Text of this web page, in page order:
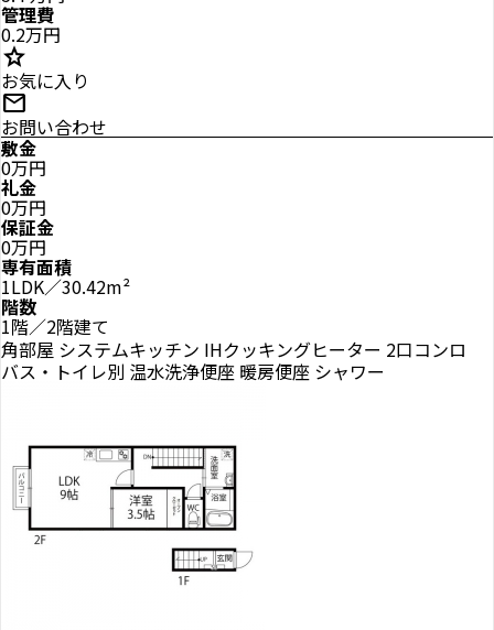
管理費
0.2万円
star
お気に入り
mail
お問い合わせ
敷金
0万円
礼金
0万円
保証金
0万円
専有面積
1LDK／30.42m²
階数
1階／2階建て
角部屋 システムキッチン IHクッキングヒーター 2口コンロ
バス・トイレ別 温水洗浄便座 暖房便座 シャワー